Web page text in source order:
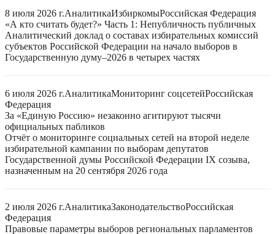
8 июля 2026 г.АналитикаИзбиркомыРоссийская Федерация
«А кто считать будет?» Часть 1: Непубличность публичных
Аналитический доклад о составах избирательных комиссий
субъектов Российской Федерации на начало выборов в
Государственную думу–2026 в четырех частях
6 июля 2026 г.АналитикаМониторинг соцсетейРоссийская
Федерация
За «Единую Россию» незаконно агитируют тысячи
официальных пабликов
Отчёт о мониторинге социальных сетей на второй неделе
избирательной кампании по выборам депутатов
Государственной думы Российской Федерации IX созыва,
назначенным на 20 сентября 2026 года
2 июля 2026 г.АналитикаЗаконодательствоРоссийская
Федерация
Правовые параметры выборов региональных парламентов